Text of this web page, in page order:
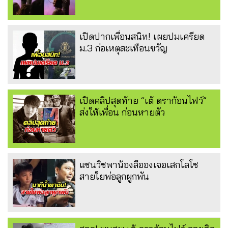
เปิดปากเพื่อนสนิท! เผยปมเครียด
ม.3 ก่อเหตุสะเทือนขวัญ
เปิดคลิปสุดท้าย “เต้ ดราก้อนไฟว์”
ส่งให้เพื่อน ก่อนหายตัว
แซนวิชพาน้องลีอองเจอเสกโลโซ
สายใยพ่อลูกผูกพัน